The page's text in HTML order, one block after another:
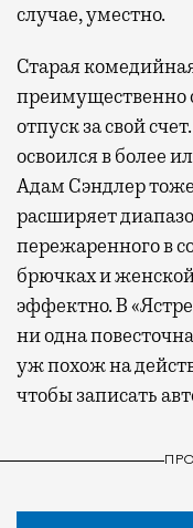
случае, уместно.
Старая
преимущественно
отпуск за свой
освоился в более
Адам Сэндлер
расширяет
пережаренного в
брючках и
эффектно. В
ни одна
уж похож на
чтобы записать